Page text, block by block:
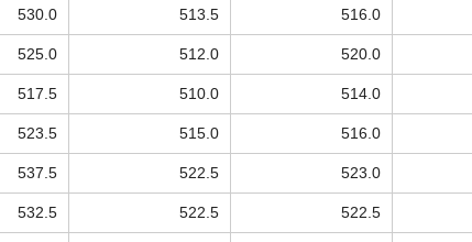
530.0 513.5 516.0
525.0 512.0 520.0
517.5 510.0 514.0
523.5 515.0 516.0
537.5 522.5 523.0
532.5 522.5 522.5